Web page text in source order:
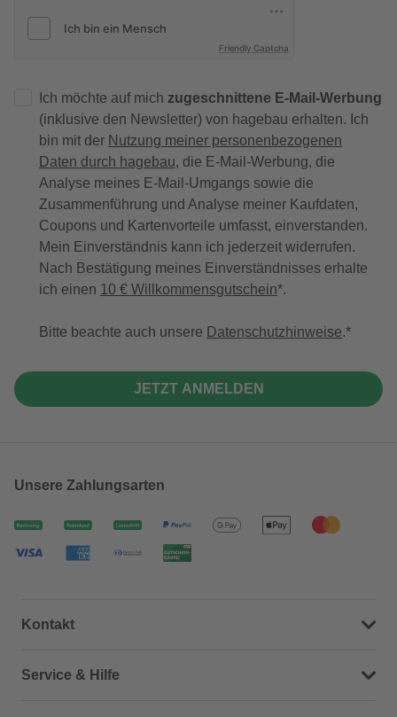
Friendly Captcha
Ich möchte auf mich zugeschnittene E-Mail-Werbung
(inklusive den Newsletter) von hagebau erhalten. Ich
bin mit der Nutzung meiner personenbezogenen
Daten durch hagebau, die E-Mail-Werbung, die
Analyse meines E-Mail-Umgangs sowie die
Zusammenführung und Analyse meiner Kaufdaten,
Coupons und Kartenvorteile umfasst, einverstanden.
Mein Einverständnis kann ich jederzeit widerrufen.
Nach Bestätigung meines Einverständnisses erhalte
ich einen 10 € Willkommensgutschein*.
Bitte beachte auch unsere Datenschutzhinweise.
JETZT ANMELDEN
Unsere Zahlungsarten
Kontakt
Dein Kontakt zu uns
Service & Hilfe